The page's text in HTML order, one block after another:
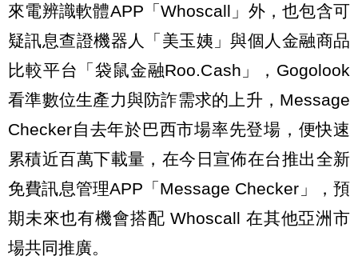
來電辨識軟體APP「Whoscall」外，也包含可
疑訊息查證機器人「美玉姨」與個人金融商品
比較平台「袋鼠金融Roo.Cash」，Gogolook
看準數位生產力與防詐需求的上升，Message
Checker自去年於巴西市場率先登場，便快速
累積近百萬下載量，在今日宣佈在台推出全新
免費訊息管理APP「Message Checker」，預
期未來也有機會搭配 Whoscall 在其他亞洲市
場共同推廣。